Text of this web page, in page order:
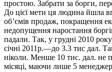
простою. Забрати за борги,
До цієї мети ця людина йшла
об’ємів продаж, покращення
недопущення наростання
падали. Так, у грудні 2010
січні 2011р.—до 3.3 тис дал.
ніколи. Менше 10 тис. дал. не
місяці, маючи лише 5